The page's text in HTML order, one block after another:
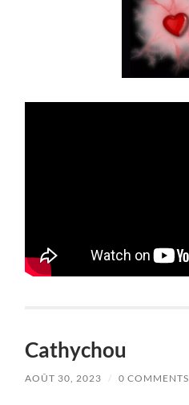
Cathychou
AOÛT 30, 2023 / 0 COMMENTS